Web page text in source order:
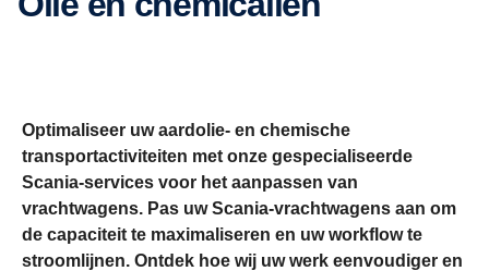
Optimaliseer uw aardolie- en chemische
transportactiviteiten met onze gespecialiseerde
Scania-services voor het aanpassen van
vrachtwagens. Pas uw Scania-vrachtwagens aan om
de capaciteit te maximaliseren en uw workflow te
stroomlijnen. Ontdek hoe wij uw werk eenvoudiger en